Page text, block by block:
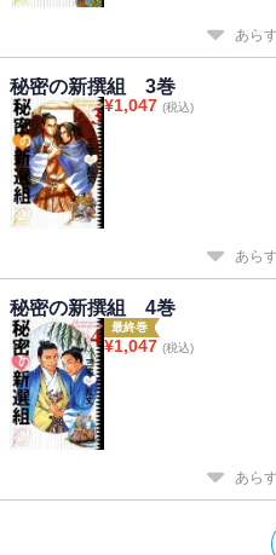
あら
秘密の新撰組 3巻
¥1,047 (税込)
あら
秘密の新撰組 4巻
最終巻
¥1,047 (税込)
あら